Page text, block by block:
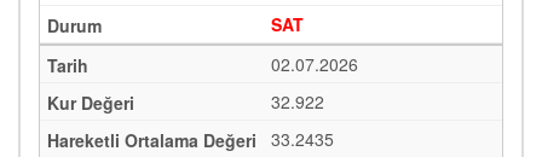
SAT
02.07.2026
32.922
33.2435